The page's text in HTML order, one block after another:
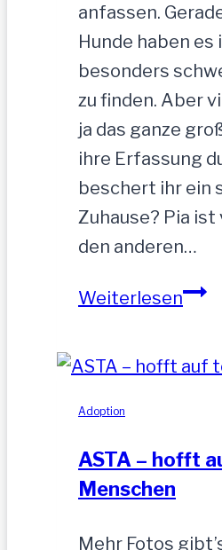
anfassen.
Hunde haben es
besonders
zu finden. Aber
ja das ganze
ihre Erfassung
beschert ihr ein
Zuhause? Pia
den anderen…
WeiterlesenPIA-
cm
Adoption
ASTA – hofft
Menschen
Mehr Fotos